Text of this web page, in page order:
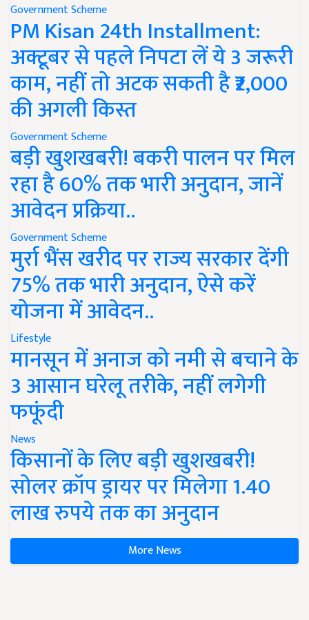
Government Scheme
PM Kisan 24th Installment:
अक्टूबर से पहले निपटा लें ये 3 जरूरी
काम, नहीं तो अटक सकती है ₹2,000
की अगली किस्त
Government Scheme
बड़ी खुशखबरी! बकरी पालन पर मिल
रहा है 60% तक भारी अनुदान, जानें
आवेदन प्रक्रिया..
Government Scheme
मुर्रा भैंस खरीद पर राज्य सरकार देंगी
75% तक भारी अनुदान, ऐसे करें
योजना में आवेदन..
Lifestyle
मानसून में अनाज को नमी से बचाने के
3 आसान घरेलू तरीके, नहीं लगेगी
फफूंदी
News
किसानों के लिए बड़ी खुशखबरी!
सोलर क्रॉप ड्रायर पर मिलेगा 1.40
लाख रुपये तक का अनुदान
More News